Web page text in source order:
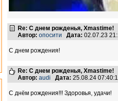
Re: С днем рожденья, Xmastime!
Автор: опосити Дата: 02.07.23
С днем рождения!
Re: С днем рожденья, Xmastime!
Автор: audi Дата: 25.08.24
С днём рождения!!! Здоровья, удачи!